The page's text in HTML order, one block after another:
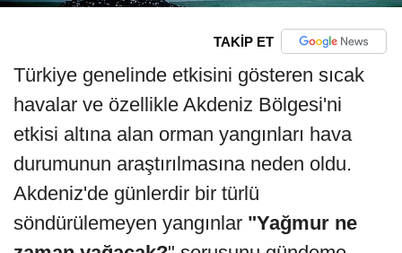
TAKİP ET
Türkiye genelinde etkisini gösteren sıcak
havalar ve özellikle Akdeniz Bölgesi'ni
etkisi altına alan orman yangınları hava
durumunun araştırılmasına neden oldu.
Akdeniz'de günlerdir bir türlü
söndürülemeyen yangınlar "Yağmur ne